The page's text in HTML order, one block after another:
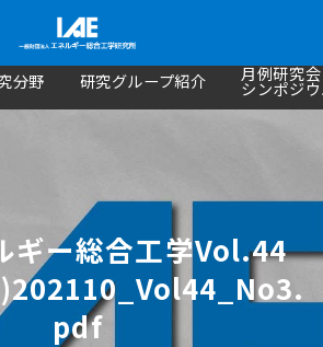
分野 研究グループ紹介 月例研究
シンポジ
ギー総合工学Vol.44
pdf